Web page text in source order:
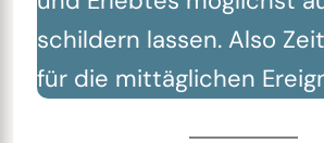
schildern lassen. Also
für die mittäglichen